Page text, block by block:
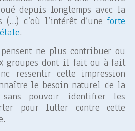
depuis longtemps avec la
(…) d’où l’intérêt d’une forte
.
ne plus contribuer ou
groupes dont il fait ou à fait
ressentir cette impression
le besoin naturel de la
pouvoir identifier les
pour lutter contre cette